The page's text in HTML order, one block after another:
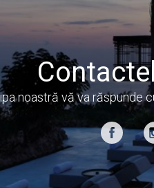
noastră vă va răspunde